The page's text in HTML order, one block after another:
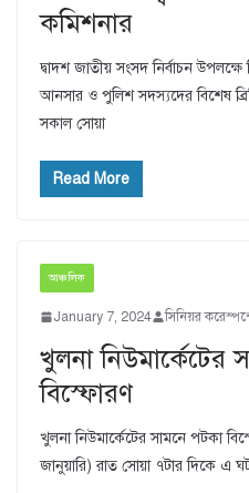
কমিশনার
দ্বাদশ জাতীয় সংসদ নির্বাচন
আনসার ও পুলিশ সদস্যদের বিশেষ
সকাল সোয়া
Read More
আঞ্চলিক
January 7, 2024 সিনিয়র
খুলনা নিউমার্কেটের
বিস্ফোরণ
খুলনা নিউমার্কেটের সামনে পটকা
জানুয়ারি) রাত সোয়া ৭টার দিকে এ